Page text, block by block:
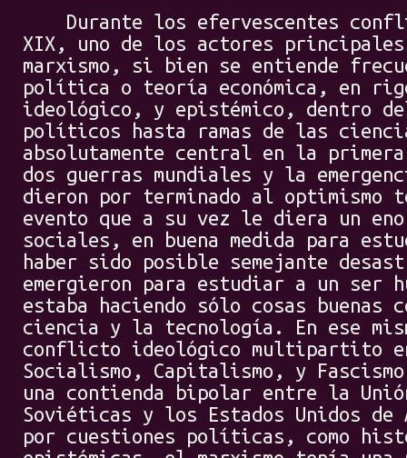
Durante los efervescentes
XIX, uno de los actores
marxismo, si bien se entiende
política o teoría económica, en
ideológico, y epistémico, dentro
políticos hasta ramas de las
absolutamente central en la
dos guerras mundiales y la
dieron por terminado al
evento que a su vez le diera un
sociales, en buena medida para
haber sido posible semejante
emergieron para estudiar a un ser
estaba haciendo sólo cosas buenas
ciencia y la tecnología. En ese
conflicto ideológico multipartito
Socialismo, Capitalismo, y
una contienda bipolar entre la
Soviéticas y los Estados Unidos de
por cuestiones políticas, como